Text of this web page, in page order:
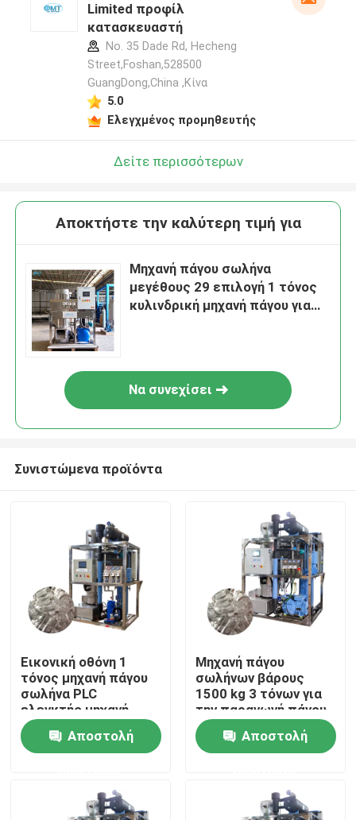
Προϊόντα
Εμφάνιση VR
Σχετικά με εμάς
Limited προφίλ
κατασκευαστή
No. 35 Dade Rd, Hecheng
Street,Foshan,528500
GuangDong,China ,Κίνα
5.0
Ελεγχμένος προμηθευτής
Δείτε περισσότερων
Αποκτήστε την καλύτερη τιμή για
Μηχανή πάγου σωλήνα
μεγέθους 29 επιλογή 1 τόνος
κυλινδρική μηχανή πάγου για
Να συνεχίσει
Συνιστώμενα προϊόντα
Εικονική οθόνη 1
τόνος μηχανή πάγου
σωλήνα PLC
ελεγκτής μηχανή
πάγου σωλήνα
αυτοματοποιημένη
Αποστολή
Μηχανή πάγου
σωλήνων βάρους
1500 kg 3 τόνων για
την παραγωγή πάγου
τροφίμων σε
πωλήσεις και
απόδοση
Αποστολή